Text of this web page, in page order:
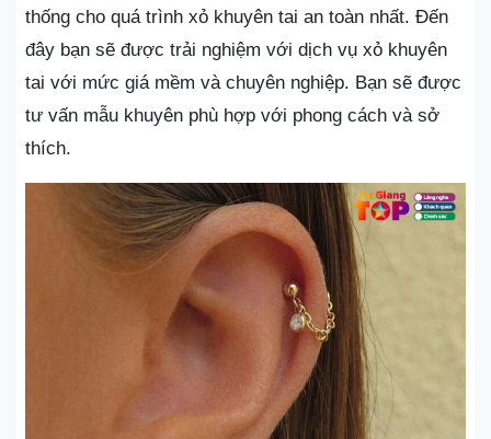
thống cho quá trình xỏ khuyên tai an toàn nhất. Đến
đây bạn sẽ được trải nghiệm với dịch vụ xỏ khuyên
tai với mức giá mềm và chuyên nghiệp. Bạn sẽ được
tư vấn mẫu khuyên phù hợp với phong cách và sở
thích.